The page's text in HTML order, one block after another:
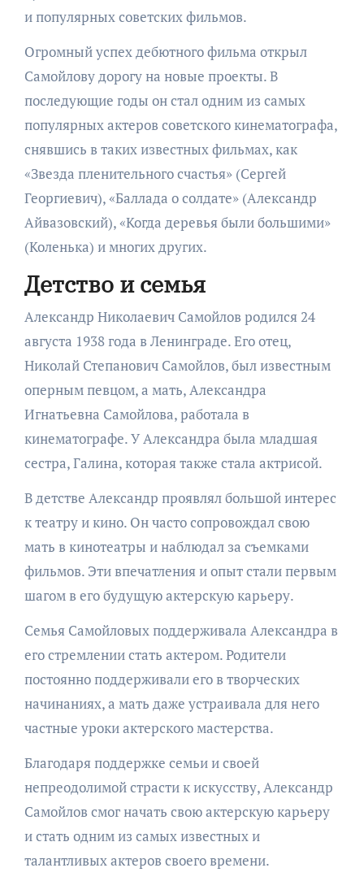
и популярных советских фильмов.
Огромный успех дебютного фильма открыл
Самойлову дорогу на новые проекты. В
последующие годы он стал одним из самых
популярных актеров советского кинематографа,
снявшись в таких известных фильмах, как
«Звезда пленительного счастья» (Сергей
Георгиевич), «Баллада о солдате» (Александр
Айвазовский), «Когда деревья были большими»
(Коленька) и многих других.
Детство и семья
Александр Николаевич Самойлов родился 24
августа 1938 года в Ленинграде. Его отец,
Николай Степанович Самойлов, был известным
оперным певцом, а мать, Александра
Игнатьевна Самойлова, работала в
кинематографе. У Александра была младшая
сестра, Галина, которая также стала актрисой.
В детстве Александр проявлял большой интерес
к театру и кино. Он часто сопровождал свою
мать в кинотеатры и наблюдал за съемками
фильмов. Эти впечатления и опыт стали первым
шагом в его будущую актерскую карьеру.
Семья Самойловых поддерживала Александра в
его стремлении стать актером. Родители
постоянно поддерживали его в творческих
начинаниях, а мать даже устраивала для него
частные уроки актерского мастерства.
Благодаря поддержке семьи и своей
непреодолимой страсти к искусству, Александр
Самойлов смог начать свою актерскую карьеру
и стать одним из самых известных и
талантливых актеров своего времени.